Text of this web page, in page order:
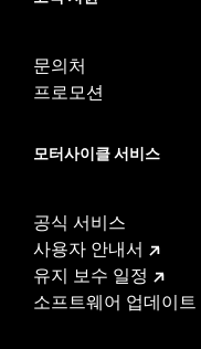
문의처
프로모션
모터사이클 서비스
공식 서비스
사용자 안내서
유지 보수 일정
소프트웨어 업데이트